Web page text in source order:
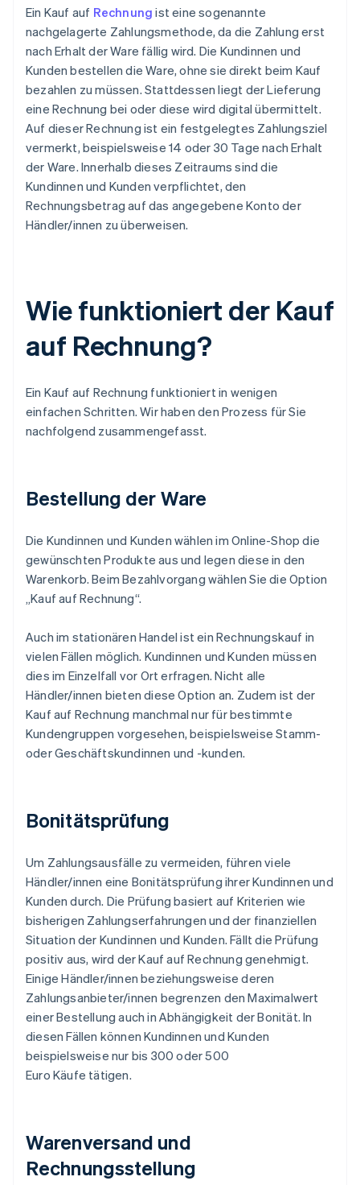
Ein Kauf auf Rechnung ist eine sogenannte
nachgelagerte Zahlungsmethode, da die Zahlung erst
nach Erhalt der Ware fällig wird. Die Kundinnen und
Kunden bestellen die Ware, ohne sie direkt beim Kauf
bezahlen zu müssen. Stattdessen liegt der Lieferung
eine Rechnung bei oder diese wird digital übermittelt.
Auf dieser Rechnung ist ein festgelegtes Zahlungsziel
vermerkt, beispielsweise 14 oder 30 Tage nach Erhalt
der Ware. Innerhalb dieses Zeitraums sind die
Kundinnen und Kunden verpflichtet, den
Rechnungsbetrag auf das angegebene Konto der
Händler/innen zu überweisen.
Wie funktioniert der Kauf
auf Rechnung?
Ein Kauf auf Rechnung funktioniert in wenigen
einfachen Schritten. Wir haben den Prozess für Sie
nachfolgend zusammengefasst.
Bestellung der Ware
Die Kundinnen und Kunden wählen im Online-Shop die
gewünschten Produkte aus und legen diese in den
Warenkorb. Beim Bezahlvorgang wählen Sie die Option
„Kauf auf Rechnung“.
Auch im stationären Handel ist ein Rechnungskauf in
vielen Fällen möglich. Kundinnen und Kunden müssen
dies im Einzelfall vor Ort erfragen. Nicht alle
Händler/innen bieten diese Option an. Zudem ist der
Kauf auf Rechnung manchmal nur für bestimmte
Kundengruppen vorgesehen, beispielsweise Stamm-
oder Geschäftskundinnen und -kunden.
Bonitätsprüfung
Um Zahlungsausfälle zu vermeiden, führen viele
Händler/innen eine Bonitätsprüfung ihrer Kundinnen und
Kunden durch. Die Prüfung basiert auf Kriterien wie
bisherigen Zahlungserfahrungen und der finanziellen
Situation der Kundinnen und Kunden. Fällt die Prüfung
positiv aus, wird der Kauf auf Rechnung genehmigt.
Einige Händler/innen beziehungsweise deren
Zahlungsanbieter/innen begrenzen den Maximalwert
einer Bestellung auch in Abhängigkeit der Bonität. In
diesen Fällen können Kundinnen und Kunden
beispielsweise nur bis 300 oder 500
Euro Käufe tätigen.
Warenversand und
Rechnungsstellung